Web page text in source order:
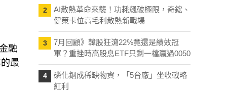
融
最
2
AI散熱革命來襲！功耗飆破極限，奇鋐、
健策卡位高毛利散熱新戰場
3
7月回顧》韓股狂瀉22%竟還是績效冠
軍？重挫時高股息ETF只剩一檔贏過0050
4
磷化銦成稀缺物資，「5台廠」坐收戰略
紅利